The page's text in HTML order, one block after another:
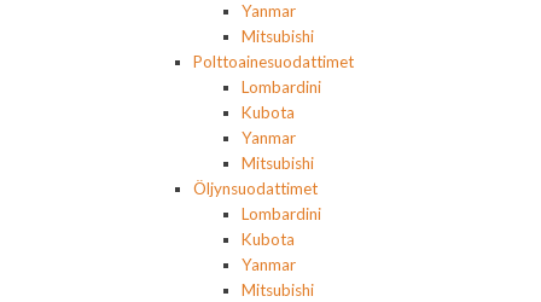
Yanmar
Mitsubishi
Polttoainesuodattimet
Lombardini
Kubota
Yanmar
Mitsubishi
Öljynsuodattimet
Lombardini
Kubota
Yanmar
Mitsubishi